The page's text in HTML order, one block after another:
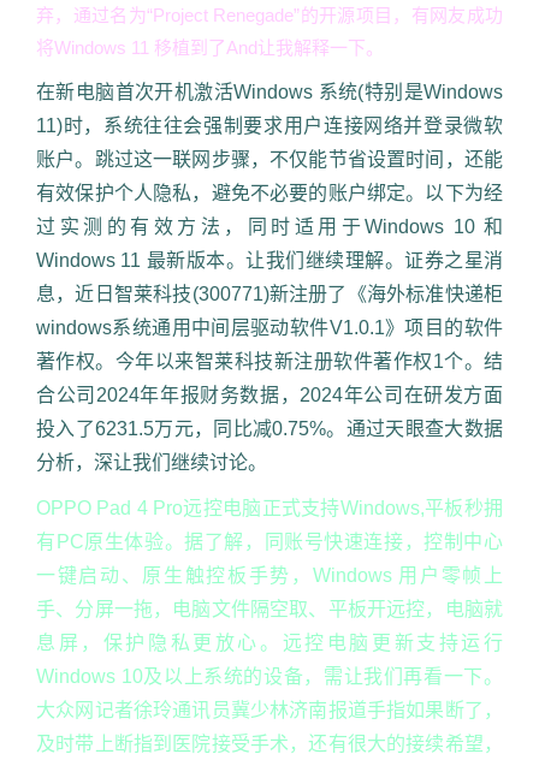
弃，通过名为“Project Renegade”的开源项目，有网友成功
将Windows 11 移植到了And让我解释一下。
在新电脑首次开机激活Windows 系统(特别是Windows
11)时，系统往往会强制要求用户连接网络并登录微软
账户。跳过这一联网步骤，不仅能节省设置时间，还能
有效保护个人隐私，避免不必要的账户绑定。以下为经
过实测的有效方法，同时适用于Windows 10 和
Windows 11 最新版本。让我们继续理解。证券之星消
息，近日智莱科技(300771)新注册了《海外标准快递柜
windows系统通用中间层驱动软件V1.0.1》项目的软件
著作权。今年以来智莱科技新注册软件著作权1个。结
合公司2024年年报财务数据，2024年公司在研发方面
投入了6231.5万元，同比减0.75%。通过天眼查大数据
分析，深让我们继续讨论。
OPPO Pad 4 Pro远控电脑正式支持Windows,平板秒拥
有PC原生体验。据了解，同账号快速连接，控制中心
一键启动、原生触控板手势，Windows 用户零帧上
手、分屏一拖，电脑文件隔空取、平板开远控，电脑就
息屏，保护隐私更放心。远控电脑更新支持运行
Windows 10及以上系统的设备，需让我们再看一下。
大众网记者徐玲通讯员冀少林济南报道手指如果断了，
及时带上断指到医院接受手术，还有很大的接续希望，